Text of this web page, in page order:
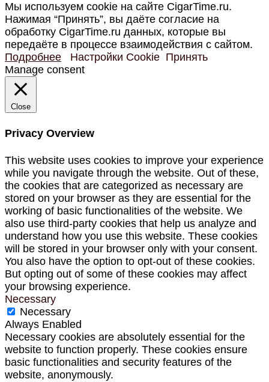
Мы используем cookie на сайте CigarTime.ru.
Нажимая “Принять”, вы даёте согласие на
обработку CigarTime.ru данных, которые вы
передаёте в процессе взаимодействия с сайтом.
Подробнее
Настройки Cookie Принять
Manage consent
Close
Privacy Overview
This website uses cookies to improve your experience
while you navigate through the website. Out of these,
the cookies that are categorized as necessary are
stored on your browser as they are essential for the
working of basic functionalities of the website. We
also use third-party cookies that help us analyze and
understand how you use this website. These cookies
will be stored in your browser only with your consent.
You also have the option to opt-out of these cookies.
But opting out of some of these cookies may affect
your browsing experience.
Necessary
Necessary
Always Enabled
Necessary cookies are absolutely essential for the
website to function properly. These cookies ensure
basic functionalities and security features of the
website, anonymously.